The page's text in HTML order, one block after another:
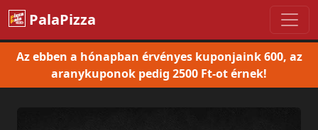
PalaPizza
Az ebben a hónapban érvényes kuponjaink 600, az
aranykuponok pedig 2500 Ft-ot érnek!